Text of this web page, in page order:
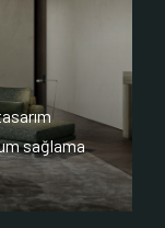
sağlama